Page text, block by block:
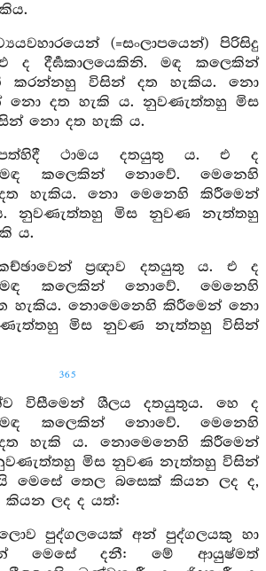
(=සංලාපයෙන්) පිරිසිදු
ද දීර්‍ඝකාලයෙකිනි. මඳ කලෙකින්
කරන්නහු විසින් දත හැකිය. නො
නො දත හැකි ය. නුවණැත්තහු මිස
නො දත හැකි ය.
ථාමය දතයුතු ය. එ ද
මඳ කලෙකින් නොවේ. මෙනෙහි
හැකිය. නො මෙනෙහි කිරීමෙන්
නුවණැත්තහු මිස නුවණ නැත්තහු
ය.
ප්‍රඥාව දතයුතු ය. එ ද
මඳ කලෙකින් නොවේ. මෙනෙහි
හැකිය. නොමෙනෙහි කිරීමෙන් නො
මිස නුවණ නැත්තහු විසින්
365
විසීමෙන් ශීලය දතයුතුය. හෙ ද
මඳ කලෙකින් නොවේ. මෙනෙහි
හැකි ය. නොමෙනෙහි කිරීමෙන්
මිස නුවණ නැත්තහු විසින්
මෙසේ තෙල බසෙක් කියන ලද ද,
ලද ද යත්:
පුද්ගලයෙක් අන් පුද්ගලයකු හා
මෙසේ දනී: මේ ආයුෂ්මත්